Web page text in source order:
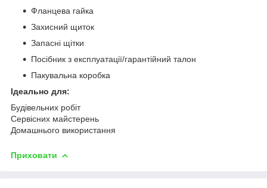
Фланцева гайка
Захисний щиток
Запасні щітки
Посібник з експлуатації/гарантійний талон
Пакувальна коробка
Ідеально для:
Будівельних робіт
Сервісних майстерень
Домашнього використання
Приховати